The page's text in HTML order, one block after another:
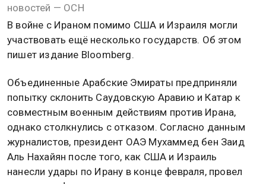
новостей — ОСН
В войне с Ираном помимо США и Израиля могли
участвовать ещё несколько государств. Об этом
пишет издание Bloomberg.
Объединенные Арабские Эмираты предприняли
попытку склонить Саудовскую Аравию и Катар к
совместным военным действиям против Ирана,
однако столкнулись с отказом. Согласно данным
журналистов, президент ОАЭ Мухаммед бен Заид
Аль Нахайян после того, как США и Израиль
нанесли удары по Ирану в конце февраля, провел